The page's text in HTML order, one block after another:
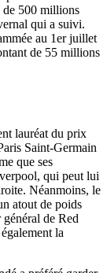
de 500 millions
qui a suivi.
au 1er juillet
de 55 millions
lauréat du prix
Saint-Germain
que ses
qui peut lui
Néanmoins, le
atout de poids
général de Red
la